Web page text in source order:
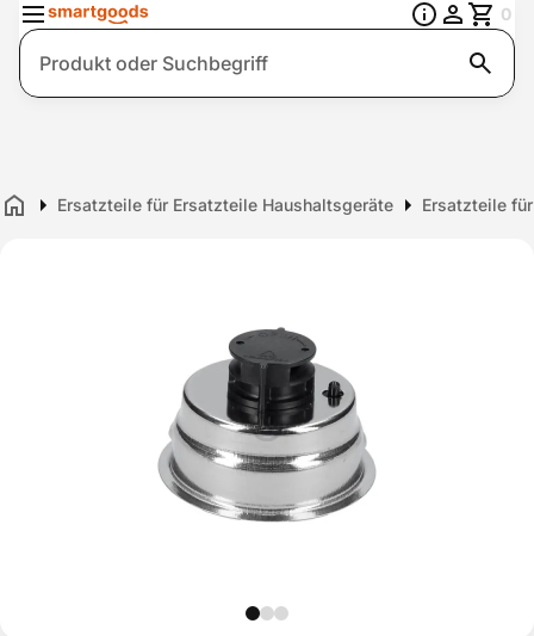
Suche
0
Home Ersatzteile für Ersatzteile Haushaltsgeräte Ersatzteile